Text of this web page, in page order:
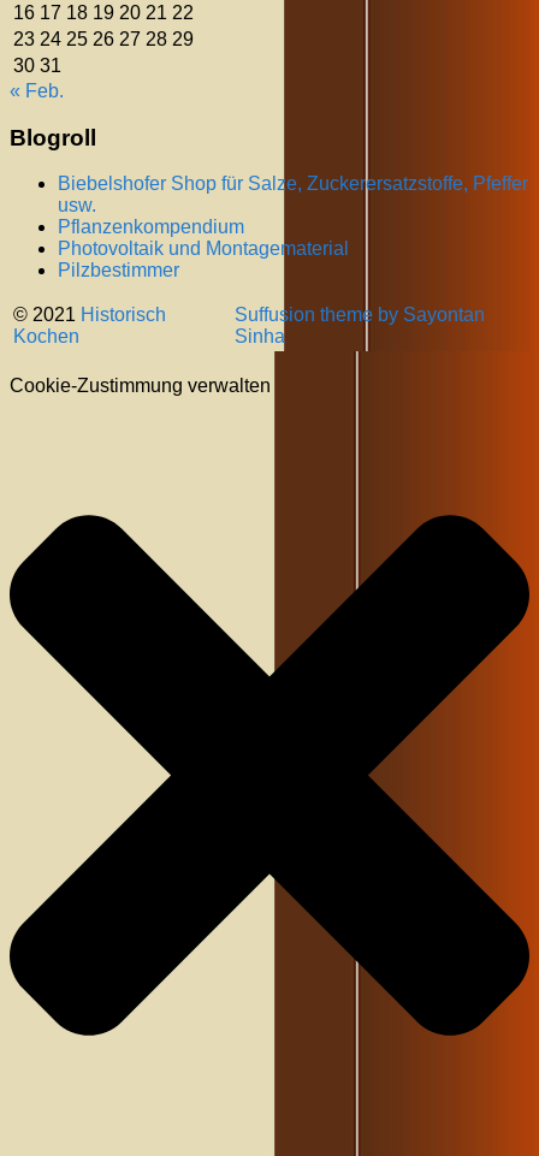
16 17 18 19 20 21 22
23 24 25 26 27 28 29
30 31
« Feb.
Blogroll
Biebelshofer Shop für Salze, Zuckerersatzstoffe, Pfeffer
usw.
Pflanzenkompendium
Photovoltaik und Montagematerial
Pilzbestimmer
© 2021 Historisch
Kochen
Suffusion theme by Sayontan
Sinha
Cookie-Zustimmung verwalten